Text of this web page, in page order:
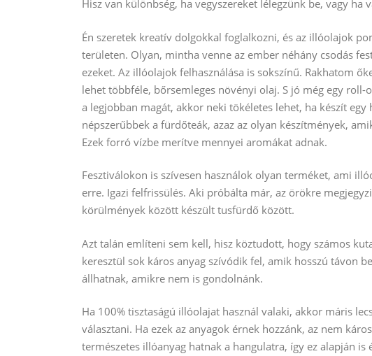
Hisz van különbség, ha vegyszereket lélegzünk be, vagy ha
Én szeretek kreatív dolgokkal foglalkozni, és az illóolajok
területen. Olyan, mintha venne az ember néhány csodás
ezeket. Az illóolajok felhasználása is sokszínű. Rakhatom
lehet többféle, bőrsemleges növényi olaj. S jó még egy roll-
a legjobban magát, akkor neki tökéletes lehet, ha készít
népszerűbbek a fürdőteák, azaz az olyan készítmények,
Ezek forró vízbe merítve mennyei aromákat adnak.
Fesztiválokon is szívesen használok olyan terméket, ami
erre. Igazi felfrissülés. Aki próbálta már, az örökre
körülmények között készült tusfürdő között.
Azt talán említeni sem kell, hisz köztudott, hogy számos
keresztül sok káros anyag szívódik fel, amik hosszú távon
állhatnak, amikre nem is gondolnánk.
Ha 100% tisztaságú illóolajat használ valaki, akkor máris
választani. Ha ezek az anyagok érnek hozzánk, az nem
természetes illóanyag hatnak a hangulatra, így ez alapján